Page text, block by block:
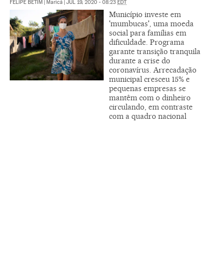
FELIPE BETIM | Maricá | JUL 19, 2020 - 08:23 EDT
Município investe em
'mumbucas', uma moeda
social para famílias em
dificuldade. Programa
garante transição tranquila
durante a crise do
coronavírus. Arrecadação
municipal cresceu 15% e
pequenas empresas se
mantêm com o dinheiro
circulando, em contraste
com a quadro nacional